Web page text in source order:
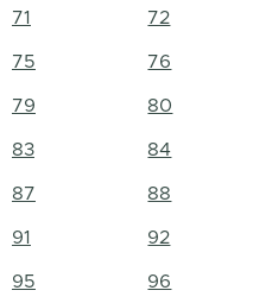
71 72
75 76
79 80
83 84
87 88
91 92
95 96